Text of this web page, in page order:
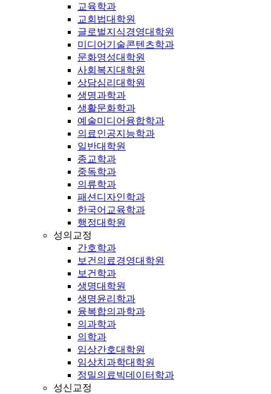
교육학과
교회법대학원
글로벌지식경영대학원
미디어기술콘텐츠학과
문화영성대학원
사회복지대학원
상담심리대학원
생명과학과
생활문화학과
예술미디어융합학과
의료인공지능학과
일반대학원
종교학과
중독학과
의류학과
패션디자인학과
한국어교육학과
행정대학원
성의교정
간호학과
보건의료경영대학원
보건학과
생명대학원
생명윤리학과
융복합의과학과
의과학과
의학과
임상간호대학원
임상치과학대학원
정밀의료빅데이터학과
성신교정